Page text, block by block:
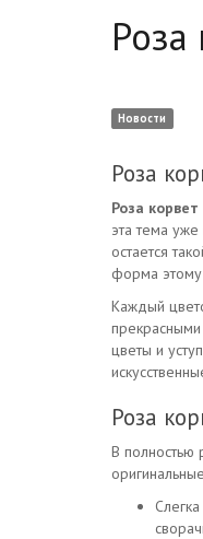
Роза
Новости
Роза
Роза корвет
эта тема уже
остается
форма этому
Каждый
цветы и
Роза
В полностью